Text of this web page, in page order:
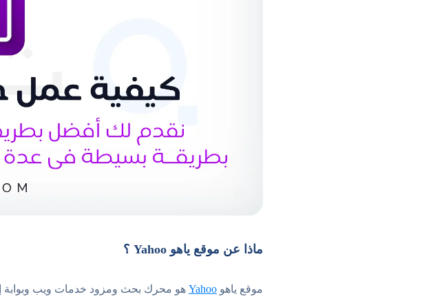
ماذا عن موقع ياهو Yahoo ؟
موقع ياهوYahoo هو محرك بحث ومزود خدمات ويب وبوابة